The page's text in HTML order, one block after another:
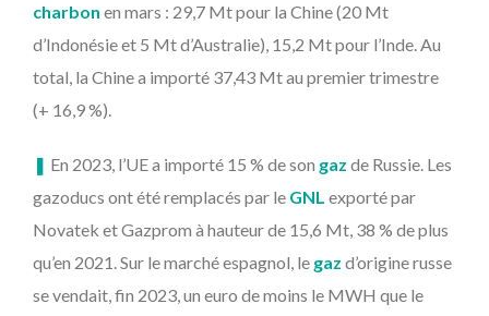
charbon en mars : 29,7 Mt pour la Chine (20 Mt
d’Indonésie et 5 Mt d’Australie), 15,2 Mt pour l’Inde. Au
total, la Chine a importé 37,43 Mt au premier trimestre
(+ 16,9 %).
❚ En 2023, l’UE a importé 15 % de son gaz de Russie. Les
gazoducs ont été remplacés par le GNL exporté par
Novatek et Gazprom à hauteur de 15,6 Mt, 38 % de plus
qu’en 2021. Sur le marché espagnol, le gaz d’origine russe
se vendait, fin 2023, un euro de moins le MWH que le